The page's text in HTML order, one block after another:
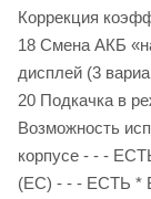
Коррекция
18 Смена АКБ
дисплей (3
20 Подкачка в
Возможность
корпусе - - -
(ЕС) - - - ЕСТЬ *